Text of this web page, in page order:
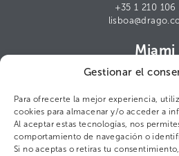
Gestionar el
Para ofrecerte la mejor experiencia,
cookies para almacenar y/o acceder a
Al aceptar estas tecnologías, nos
comportamiento de navegación o
Si no aceptas o retiras tu
+35 1 210 106
Miami
Miami, FL
Contacto
Cris Arana